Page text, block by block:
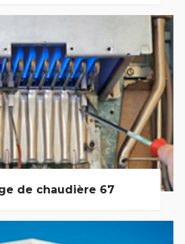
de chaudière 67